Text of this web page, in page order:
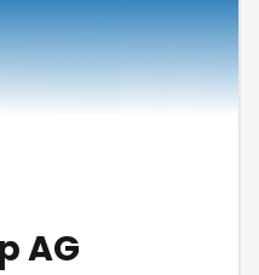
AG